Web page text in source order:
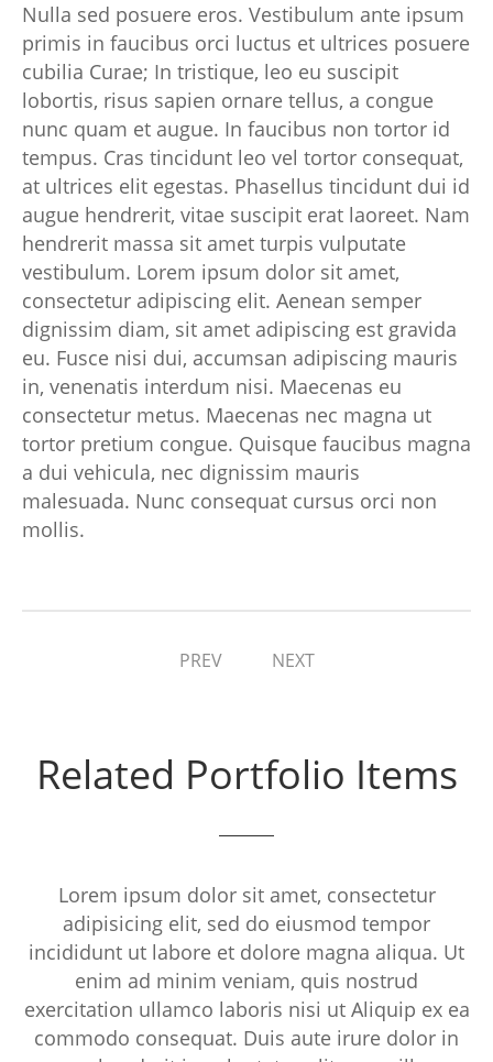
Nulla sed posuere eros. Vestibulum ante ipsum
primis in faucibus orci luctus et ultrices posuere
cubilia Curae; In tristique, leo eu suscipit
lobortis, risus sapien ornare tellus, a congue
nunc quam et augue. In faucibus non tortor id
tempus. Cras tincidunt leo vel tortor consequat,
at ultrices elit egestas. Phasellus tincidunt dui id
augue hendrerit, vitae suscipit erat laoreet. Nam
hendrerit massa sit amet turpis vulputate
vestibulum. Lorem ipsum dolor sit amet,
consectetur adipiscing elit. Aenean semper
dignissim diam, sit amet adipiscing est gravida
eu. Fusce nisi dui, accumsan adipiscing mauris
in, venenatis interdum nisi. Maecenas eu
consectetur metus. Maecenas nec magna ut
tortor pretium congue. Quisque faucibus magna
a dui vehicula, nec dignissim mauris
malesuada. Nunc consequat cursus orci non
mollis.
PREV NEXT
Related Portfolio Items
Lorem ipsum dolor sit amet, consectetur
adipisicing elit, sed do eiusmod tempor
incididunt ut labore et dolore magna aliqua. Ut
enim ad minim veniam, quis nostrud
exercitation ullamco laboris nisi ut Aliquip ex ea
commodo consequat. Duis aute irure dolor in